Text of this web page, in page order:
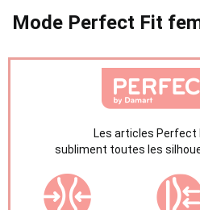
Mode Perfect Fit
Les articles Perfect
subliment toutes les